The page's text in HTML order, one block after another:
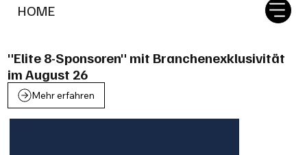
HOME
"Elite 8-Sponsoren" mit Branchenexklusivität
im August 26
Mehr erfahren